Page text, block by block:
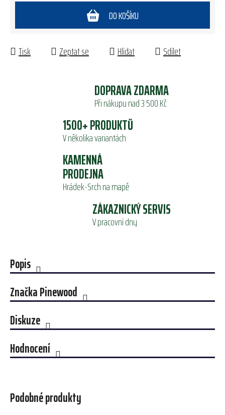
DO KOŠÍKU
Tisk Zeptat se Hlídat Sdílet
DOPRAVA ZDARMA
Při nákupu nad 3 500 Kč
1500+ PRODUKTŮ
V několika variantách
KAMENNÁ
PRODEJNA
Hrádek-Srch na mapě
ZÁKAZNICKÝ SERVIS
V pracovní dny
Popis
ZnačkaPinewood
Diskuze
Hodnocení
Podobné produkty